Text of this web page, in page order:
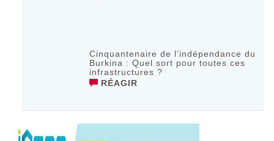
Cinquantenaire de l’indépendance du
Burkina : Quel sort pour toutes ces
infrastructures ?
RÉAGIR